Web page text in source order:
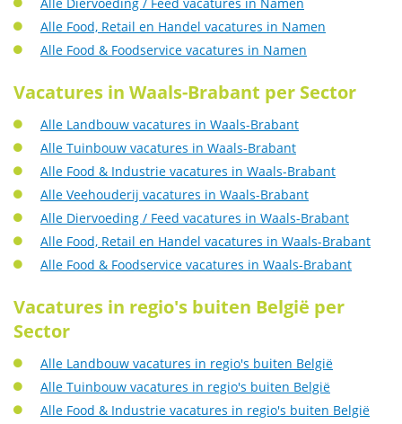
Alle Food, Retail en Handel vacatures in Namen
Alle Food & Foodservice vacatures in Namen
Vacatures in Waals-Brabant per Sector
Alle Landbouw vacatures in Waals-Brabant
Alle Tuinbouw vacatures in Waals-Brabant
Alle Food & Industrie vacatures in Waals-Brabant
Alle Veehouderij vacatures in Waals-Brabant
Alle Diervoeding / Feed vacatures in Waals-Brabant
Alle Food, Retail en Handel vacatures in Waals-Brabant
Alle Food & Foodservice vacatures in Waals-Brabant
Vacatures in regio's buiten België per
Sector
Alle Landbouw vacatures in regio's buiten België
Alle Tuinbouw vacatures in regio's buiten België
Alle Food & Industrie vacatures in regio's buiten België